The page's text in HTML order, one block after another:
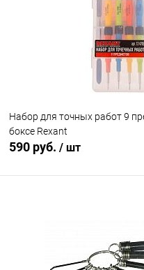
Набор для точных работ 9
боксе Rexant
590 руб. / шт
В избранное